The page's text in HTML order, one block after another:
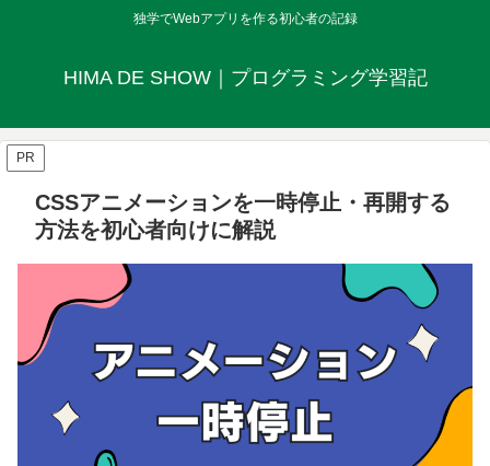
独学でWebアプリを作る初心者の記録
HIMA DE SHOW｜プログラミング学習記
PR
CSSアニメーションを一時停止・再開する
方法を初心者向けに解説